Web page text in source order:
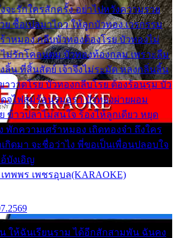
ะรักใครสักครั้ง อย่าไปหวังความรวย
ย ซื้อเปลมาไกว ให้ลูกบัวทอง เวรกรรม
าหมอง กลีบบัวทองต้องโรย บัวทองไม่
ม่รักโคลนตม บัวทองท้องกลม เพราะลืม
ลิ้น ที่สิ้นสัตย์ เจ้าจึงไม่ระมัด หลงกลิ่นลิ้น
าวาดโรย บัวทองกลีบโรย ต้องร้อนรุม บัว
จไฟสุมร้อนรุมอุรา บัวทองผ่ายผอม
ข้าวปลาไม่สนใจ ร้องไห้ลูกเดียว หยุด
พักความเศร้าหมอง เถิดทองจ๋า ถึงใคร
เกิดมา จะชื่อว่าไง พี่ขอเป็นเพื่อนปลอบใจ
บังเอิญ
ทพพร เพชรอุบล(KARAOKE)
ให้ฉันเรียนราม ได้อีกสักสามพัน ฉันคง